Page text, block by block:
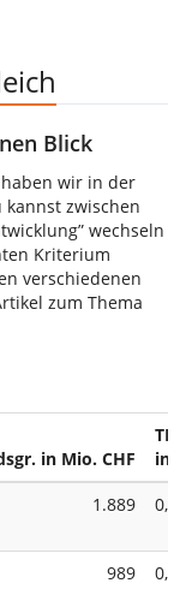
Blick
wir in der
zwischen
wechseln
Kriterium
verschiedenen
zum Thema
in Mio. CHF
TER
in
1.889
989